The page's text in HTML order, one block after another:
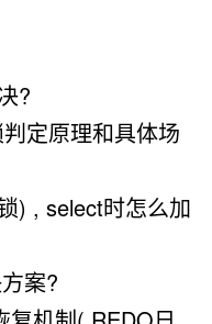
?
定原理和具体场
) , select时怎么加
案?